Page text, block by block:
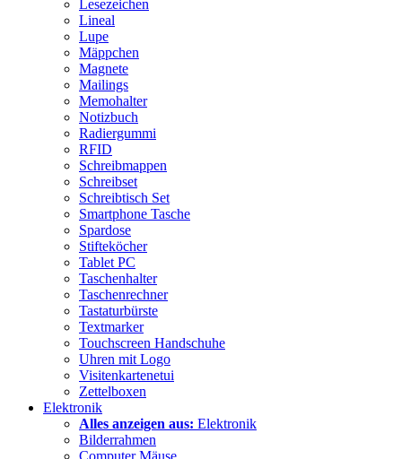
Lesezeichen
Lineal
Lupe
Mäppchen
Magnete
Mailings
Memohalter
Notizbuch
Radiergummi
RFID
Schreibmappen
Schreibset
Schreibtisch Set
Smartphone Tasche
Spardose
Stifteköcher
Tablet PC
Taschenhalter
Taschenrechner
Tastaturbürste
Textmarker
Touchscreen Handschuhe
Uhren mit Logo
Visitenkartenetui
Zettelboxen
Elektronik
Alles anzeigen aus: Elektronik
Bilderrahmen